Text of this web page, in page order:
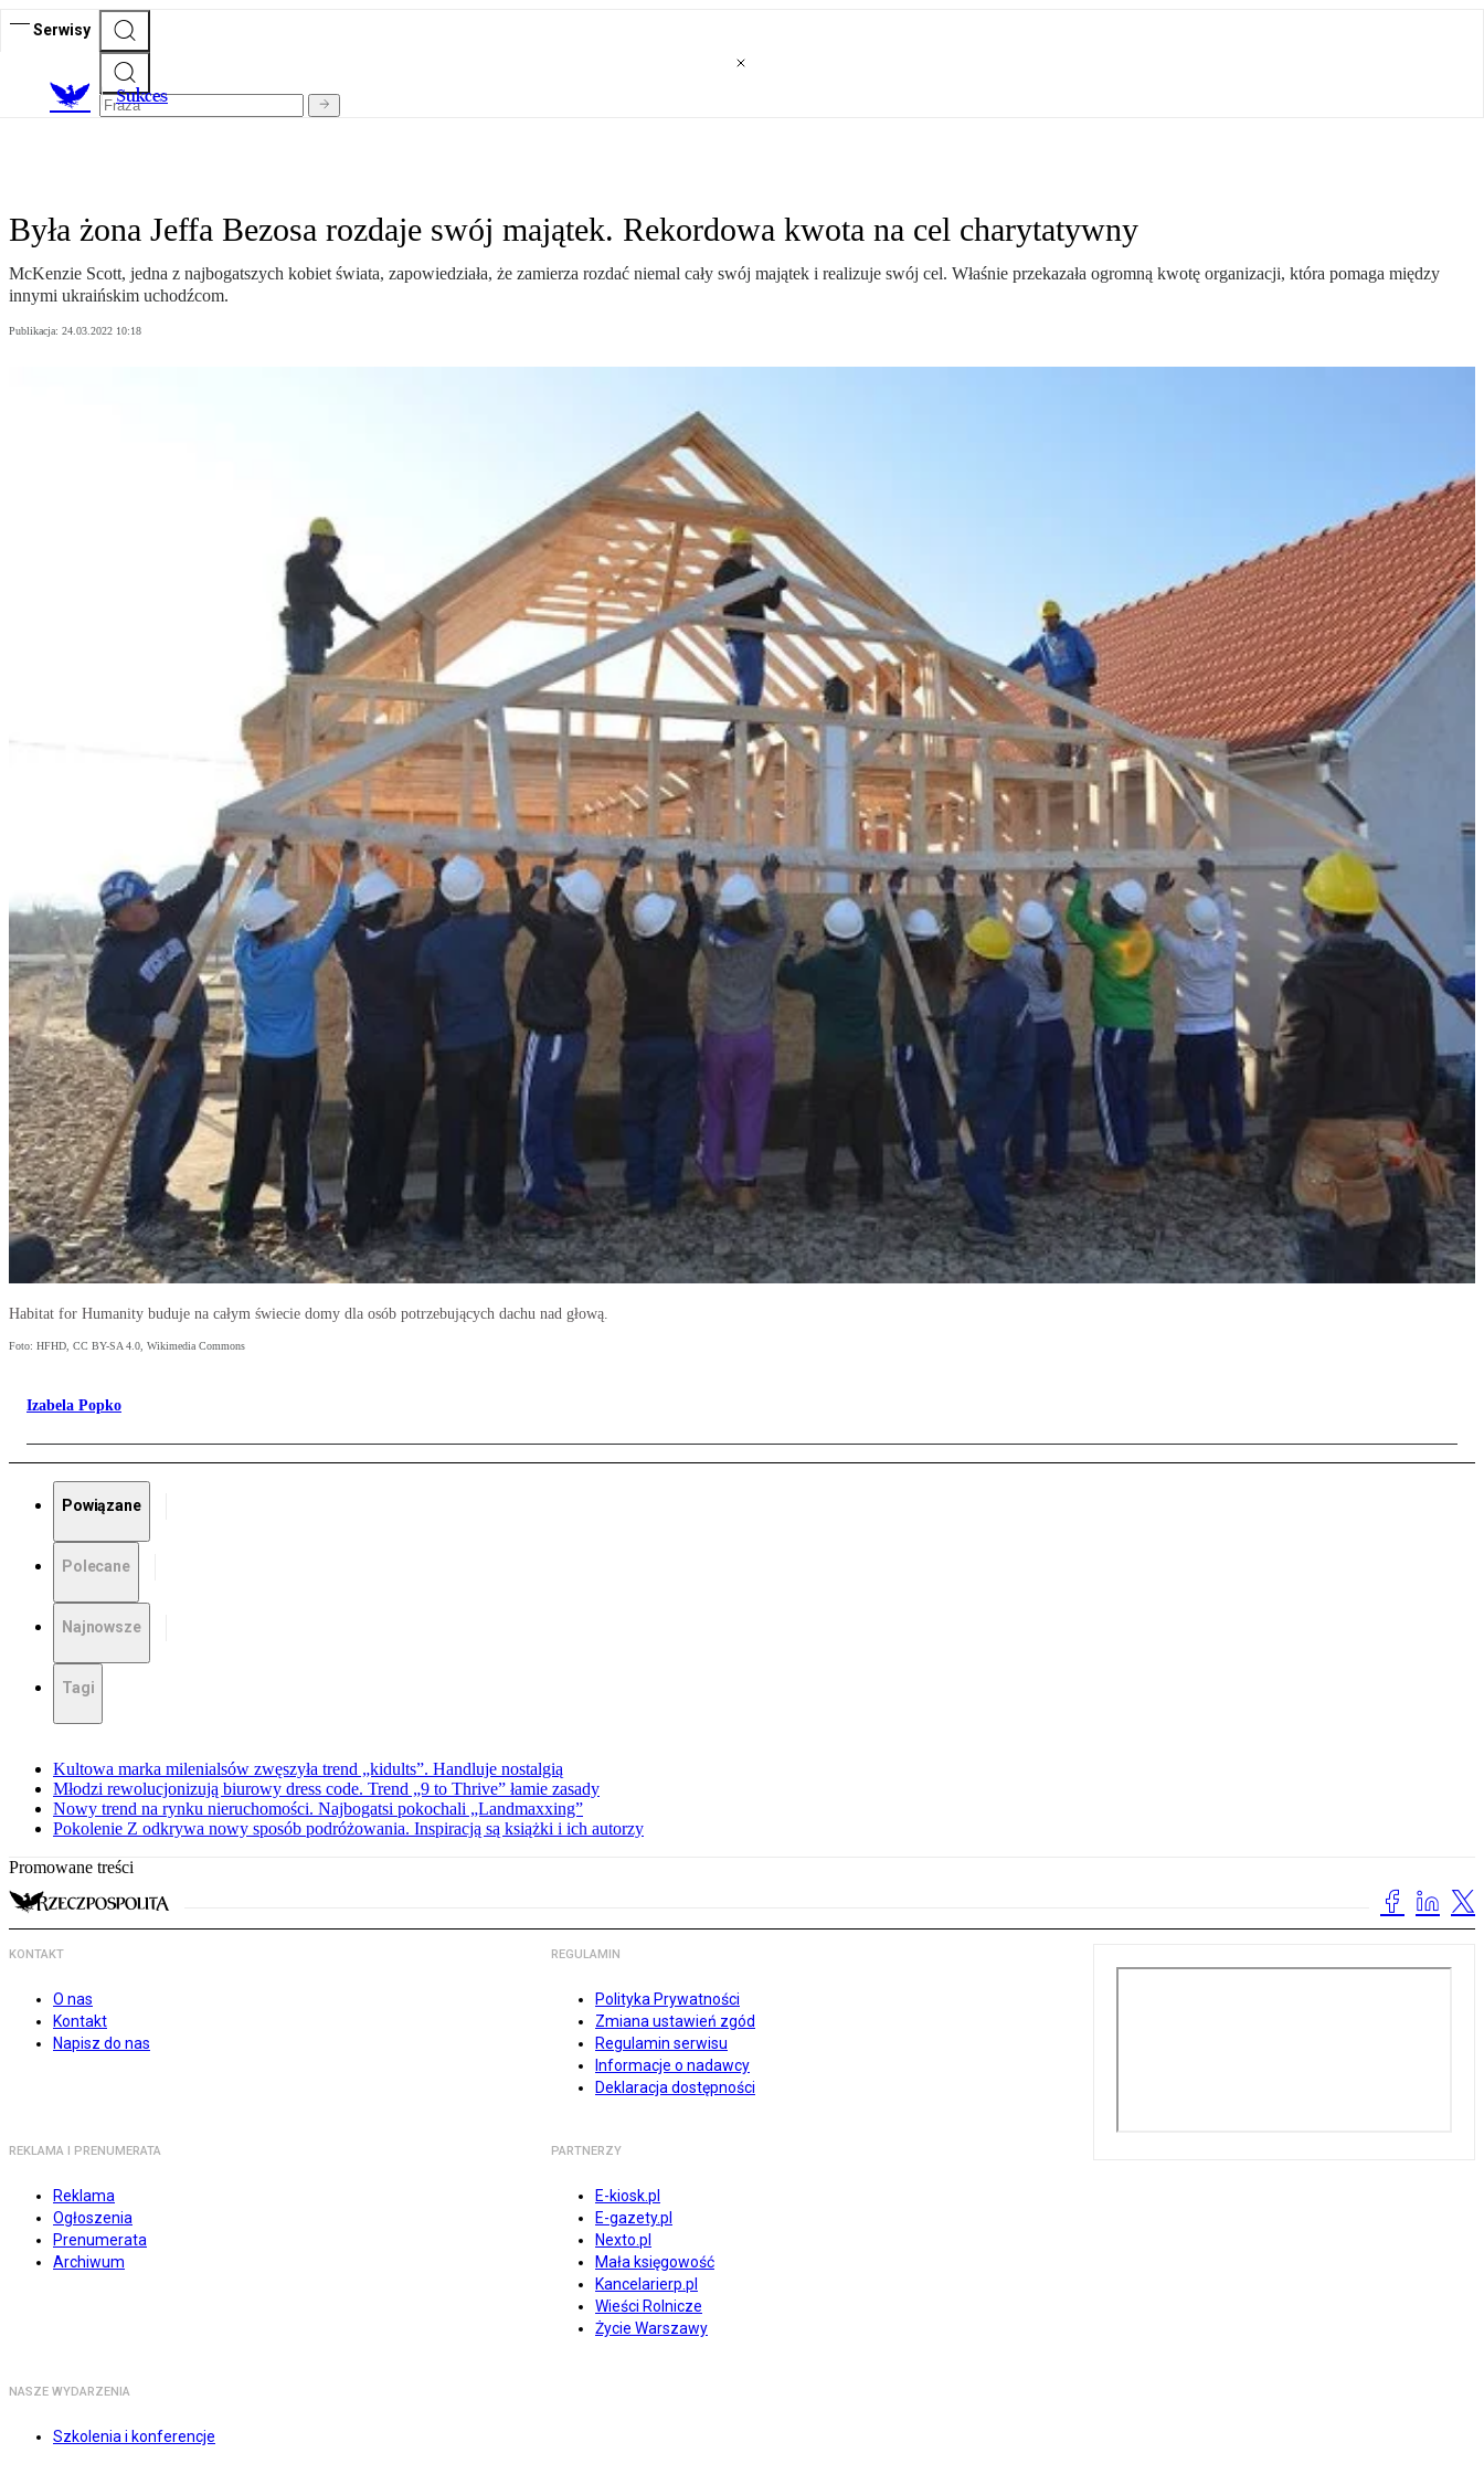
Serwisy
Sukces
Była żona Jeffa Bezosa rozdaje swój majątek. Rekordowa kwota na cel charytatywny
McKenzie Scott, jedna z najbogatszych kobiet świata, zapowiedziała, że zamierza rozdać niemal cały swój majątek i realizuje swój cel. Właśnie przekazała ogromną kwotę organizacji, która pomaga między
innymi ukraińskim uchodźcom.
Publikacja: 24.03.2022 10:18
Habitat for Humanity buduje na całym świecie domy dla osób potrzebujących dachu nad głową.
Foto: HFHD, CC BY-SA 4.0, Wikimedia Commons
Izabela Popko
Powiązane
Polecane
Najnowsze
Tagi
Kultowa marka milenialsów zwęszyła trend „kidults”. Handluje nostalgią
Młodzi rewolucjonizują biurowy dress code. Trend „9 to Thrive” łamie zasady
Nowy trend na rynku nieruchomości. Najbogatsi pokochali „Landmaxxing”
Pokolenie Z odkrywa nowy sposób podróżowania. Inspiracją są książki i ich autorzy
Promowane treści
KONTAKT
O nas
Kontakt
Napisz do nas
REGULAMIN
Polityka Prywatności
Zmiana ustawień zgód
Regulamin serwisu
Informacje o nadawcy
Deklaracja dostępności
REKLAMA I PRENUMERATA
Reklama
Ogłoszenia
Prenumerata
Archiwum
PARTNERZY
E-kiosk.pl
E-gazety.pl
Nexto.pl
Mała księgowość
Kancelarierp.pl
Wieści Rolnicze
Życie Warszawy
NASZE WYDARZENIA
Szkolenia i konferencje